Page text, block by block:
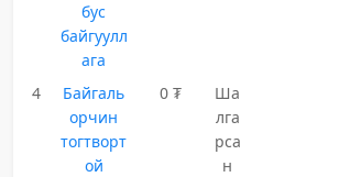
бус
байгуулл
ага
4
Байгаль
орчин
тогтворт
ой
0 ₮
Ша
лга
рса
н